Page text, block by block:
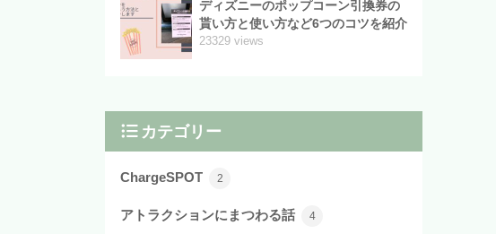
ディズニーのポップコーン引換券の
貰い方と使い方など6つのコツを紹介
23329 views
カテゴリー
ChargeSPOT 2
アトラクションにまつわる話 4